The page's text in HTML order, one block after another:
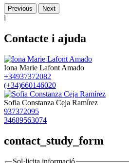
Previous Next
i
Contacte i ajuda
Iona Marie Lafont Amado
+34937372082
(+34)660146020
Sofia Constanza Ceja Ramírez
937372095
34689563074
contact_study_form
Sol·licita informació